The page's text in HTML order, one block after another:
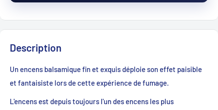
Description
Un encens balsamique fin et exquis déploie son effet paisible
et fantaisiste lors de cette expérience de fumage.
L'encens est depuis toujours l'un des encens les plus